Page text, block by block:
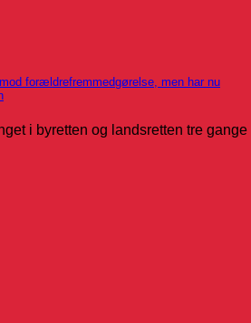
forældrefremmedgørelse, men har nu
i byretten og landsretten tre gange